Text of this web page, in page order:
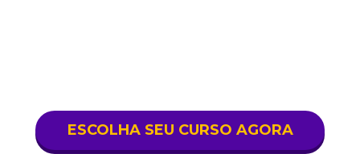
ESCOLHA SEU CURSO AGORA